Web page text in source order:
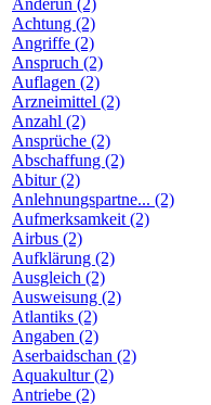
Änderun (2)
Achtung (2)
Angriffe (2)
Anspruch (2)
Auflagen (2)
Arzneimittel (2)
Anzahl (2)
Ansprüche (2)
Abschaffung (2)
Abitur (2)
Anlehnungspartne... (2)
Aufmerksamkeit (2)
Airbus (2)
Aufklärung (2)
Ausgleich (2)
Ausweisung (2)
Atlantiks (2)
Angaben (2)
Aserbaidschan (2)
Aquakultur (2)
Antriebe (2)